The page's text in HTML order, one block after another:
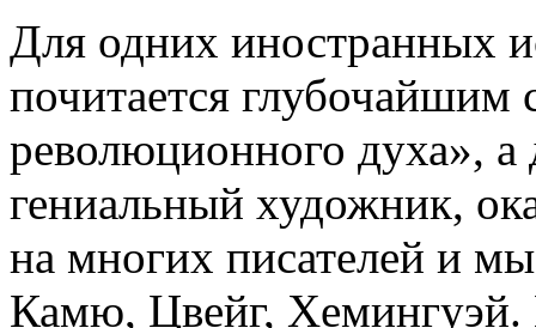
Для одних иностранных
почитается глубочайшим
революционного духа», а
гениальный художник,
на многих писателей и
Камю, Цвейг, Хемингуэй.